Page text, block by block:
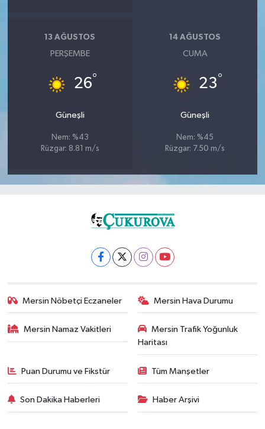
13 AĞUSTOS
PERŞEMBE
26°
Güneşli
Nem: %43
Rüzgar: 8.81 m/s
14 AĞUSTOS
CUMA
23°
Güneşli
Nem: %45
Rüzgar: 7.50 m/s
Mersin Nöbetçi Eczaneler Mersin Hava Durumu
Mersin Namaz Vakitleri
Mersin Trafik Yoğunluk
Haritası
Puan Durumu ve Fikstür Tüm Manşetler
Son Dakika Haberleri Haber Arşivi